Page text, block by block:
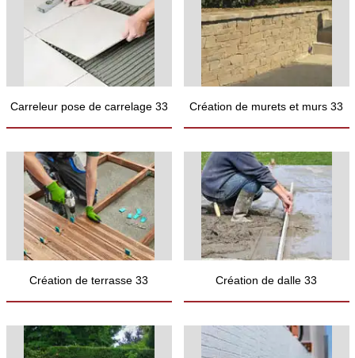
Carreleur pose de carrelage 33 Création de murets et murs 33
Création de terrasse 33 Création de dalle 33